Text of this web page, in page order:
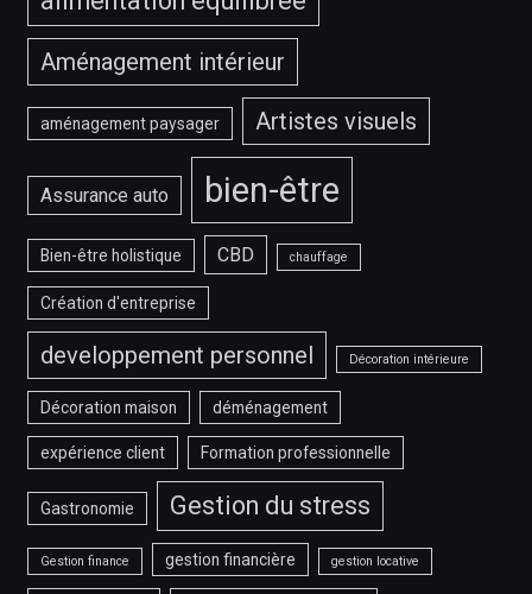
Aménagement intérieur
aménagement paysager Artistes visuels
Assurance auto bien-être
Bien-être holistique CBD chauffage
Création d'entreprise
developpement personnel Décoration intérieure
Décoration maison déménagement
expérience client Formation professionnelle
Gastronomie Gestion du stress
Gestion finance gestion financière gestion locative